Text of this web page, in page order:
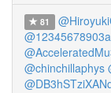
81
@12345678903a
@chinchillaphys